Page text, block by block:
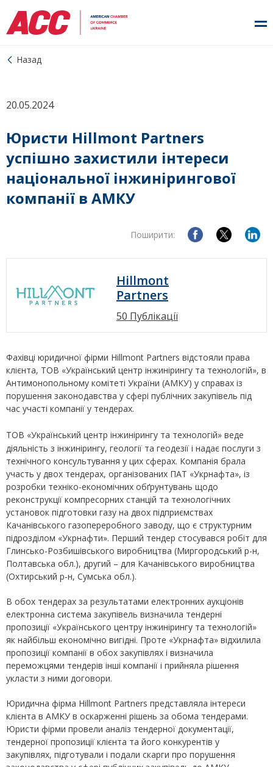
Назад
20.05.2024
Юристи Hillmont Partners
успішно захистили інтереси
національної інжинірингової
компанії в АМКУ
Поширити:
Hillmont
Partners
50 Публікації
Фахівці юридичної фірми Hillmont Partners відстояли права
клієнта, ТОВ «Український центр інжинірингу та технологій», в
Антимонопольному комітеті України (АМКУ) у справах із
порушення законодавства у сфері публічних закупівель під
час участі компанії у тендерах.
ТОВ «Український центр інжинірингу та технологій» веде
діяльність з інжинірингу, геології та геодезії і надає послуги з
технічного консультування у цих сферах. Компанія брала
участь у двох тендерах, організованих ПАТ «Укрнафта», із
розробки техніко-економічних обґрунтувань щодо
реконструкції компресорних станцій та технологічних
установок підготовки газу на двох підприємствах
Качанівського газопереробного заводу, що є структурним
підрозділом «Укрнафти». Перший тендер стосувався робіт для
Глинсько-Розбишівського виробництва (Миргородський р-н,
Полтавська обл.), другий – для Качанівського виробництва
(Охтирський р-н, Сумська обл.).
В обох тендерах за результатами електронних аукціонів
електронна система закупівель визначила тендерні
пропозиції «Українського центру інжинірингу та технологій»
як найбільш економічно вигідні. Проте «Укрнафта» відхилила
пропозиції компанії в обох закупівлях і визначила
переможцями тендерів інші компанії і прийняла рішення
укласти з ними договори.
Юридична фірма Hillmont Partners представляла інтереси
клієнта в АМКУ в оскарженні рішень за обома тендерами.
Юристи фірми провели аналіз тендерної документації,
тендерної пропозиції клієнта та його конкурентів у
закупівлях, підготували і подали скарги про порушення